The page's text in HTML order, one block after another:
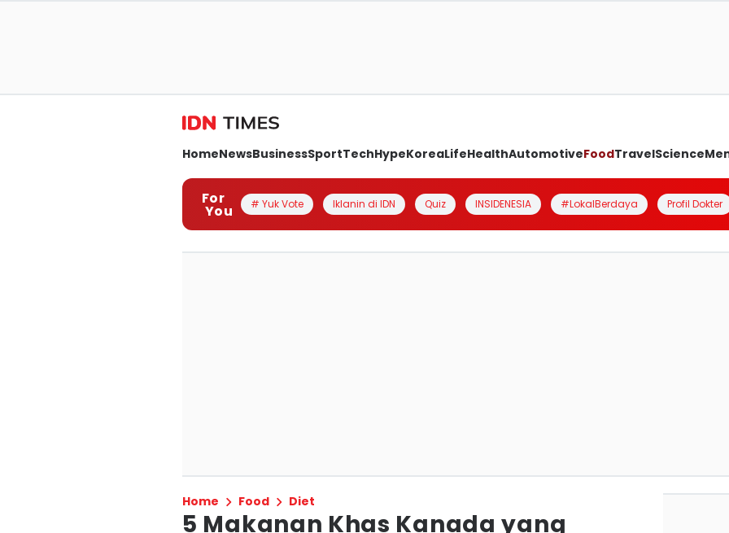
HomeNewsBusinessSportTechHypeKoreaLifeHealthAutomotiveFoodTravelScience
For
You # Yuk Vote Iklanin di IDN Quiz INSIDENESIA #LokalBerdaya Profil Dokter
Home Food Diet
5 Makanan Khas Kanada yang